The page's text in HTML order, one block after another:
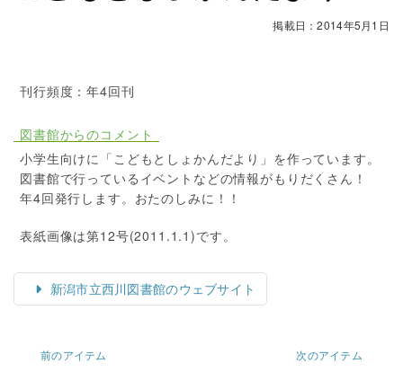
掲載日：2014年5月1日
刊行頻度：年4回刊
図書館からのコメント
小学生向けに「こどもとしょかんだより」を作っています。
図書館で行っているイベントなどの情報がもりだくさん！
年4回発行します。おたのしみに！！
表紙画像は第12号(2011.1.1)です。
新潟市立西川図書館のウェブサイト
前のアイテム 次のアイテム